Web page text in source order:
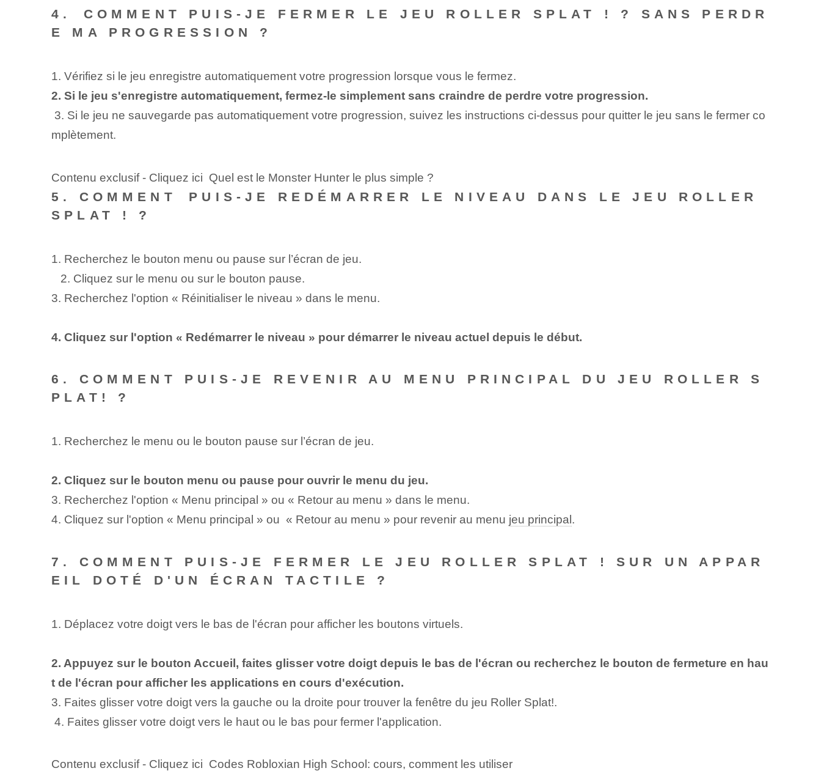
4.⁣ COMMENT PUIS-JE FERMER LE JEU ROLLER SPLAT ! ? SANS PERDR
E MA PROGRESSION ?
1. Vérifiez si le jeu enregistre automatiquement votre progression lorsque vous le fermez.
2. Si le jeu s'enregistre automatiquement, fermez-le simplement ⁤sans craindre de perdre votre⁤ progression.
‍ ⁤3. Si le jeu ne sauvegarde pas automatiquement votre progression, suivez les instructions ci-dessus pour quitter le jeu sans le fermer co
mplètement.
Contenu exclusif - Cliquez ici Quel est le Monster Hunter le plus simple ?
5. COMMENT⁤ PUIS-JE REDÉMARRER LE NIVEAU DANS LE JEU ROLLER
SPLAT ! ?
1. Recherchez le bouton menu ou pause sur l’écran de jeu.
​ ‌ ‍ 2. Cliquez sur le⁢ menu ou sur le bouton pause.
⁢3.​ Recherchez l'option « Réinitialiser le niveau » dans le menu.
4. Cliquez sur l'option « Redémarrer le niveau » pour démarrer le niveau actuel depuis le début.
6. COMMENT PUIS-JE REVENIR AU MENU PRINCIPAL DU JEU ROLLER S
PLAT! ?
1. Recherchez le menu ou le bouton pause​ sur l’écran de jeu.
2. Cliquez sur le bouton menu ou pause pour ouvrir le menu du jeu.
3. Recherchez l'option « Menu principal » ou « Retour au menu » dans le menu.
4. Cliquez sur l'option⁣ « Menu principal »‌ ou ⁢ « Retour au menu » pour revenir​ au menu jeu principal .
7. COMMENT PUIS-JE FERMER LE JEU ROLLER SPLAT ! SUR UN APPAR
EIL DOTÉ D'UN ÉCRAN TACTILE ?
1. Déplacez votre doigt vers le bas de l'écran pour afficher les boutons virtuels.
2. Appuyez sur le bouton Accueil, faites glisser votre doigt depuis le bas de l'écran ou recherchez le bouton de fermeture en hau
t de l'écran pour afficher les applications en cours d'exécution.
3. Faites glisser votre doigt vers la gauche ou la droite pour trouver la fenêtre du jeu Roller Splat!.
⁤ 4. Faites glisser votre doigt vers le haut ou le bas pour fermer l'application.
Contenu exclusif - Cliquez ici Codes Robloxian High School: cours, comment les utiliser